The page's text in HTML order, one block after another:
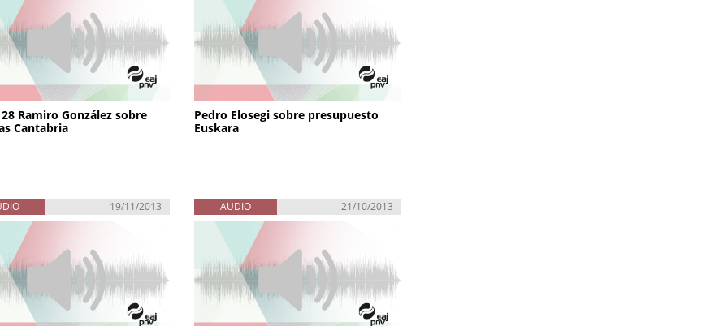
Ramiro González sobre
Cantabria
Pedro Elosegi sobre presupuesto
Euskara
19/11/2013 AUDIO 21/10/2013